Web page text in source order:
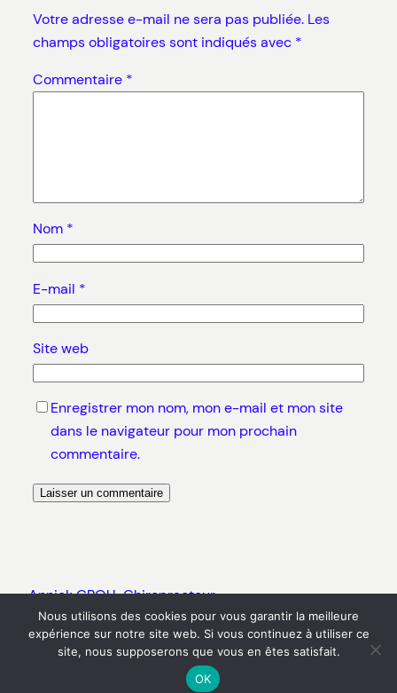
Votre adresse e-mail ne sera pas publiée. Les
champs obligatoires sont indiqués avec *
Commentaire *
Nom *
E-mail *
Site web
Enregistrer mon nom, mon e-mail et mon site
dans le navigateur pour mon prochain
commentaire.
Annick GROU-Chiropracteur
Fièrement propulsé parWordPress
Nous utilisons des cookies pour vous garantir la meilleure
expérience sur notre site web. Si vous continuez à utiliser ce
site, nous supposerons que vous en êtes satisfait.
OK